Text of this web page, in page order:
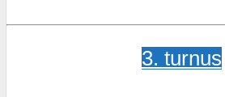
3. turnus